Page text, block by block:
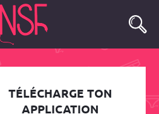
TÉLÉCHARGE TON
APPLICATION